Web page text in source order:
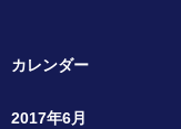
カレンダー
2017年6月